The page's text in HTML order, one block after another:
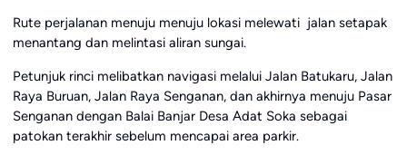
Rute perjalanan menuju menuju lokasi melewati jalan setapak
menantang dan melintasi aliran sungai.
Petunjuk rinci melibatkan navigasi melalui Jalan Batukaru, Jalan
Raya Buruan, Jalan Raya Senganan, dan akhirnya menuju Pasar
Senganan dengan Balai Banjar Desa Adat Soka sebagai
patokan terakhir sebelum mencapai area parkir.